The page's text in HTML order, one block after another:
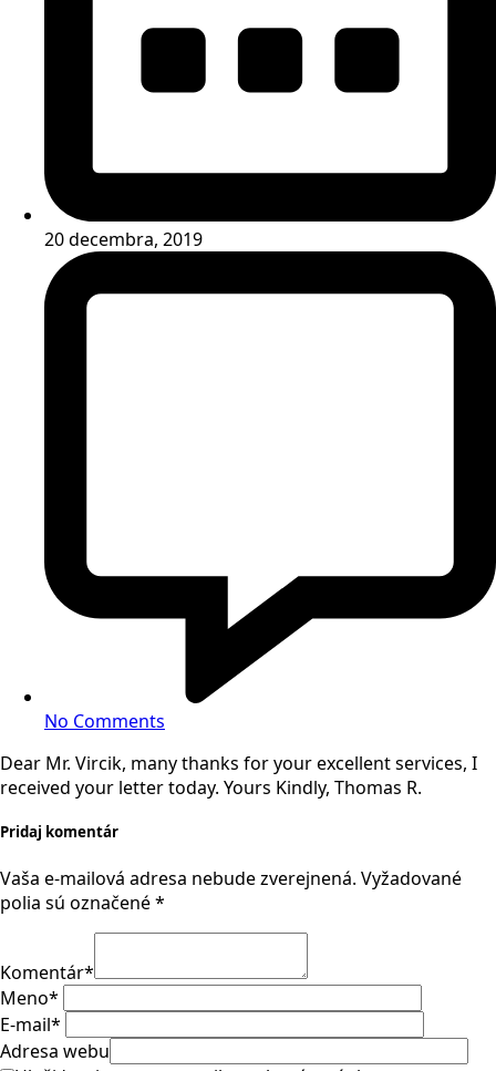
20 decembra, 2019
No Comments
Dear Mr. Vircik, many thanks for your excellent services, I
received your letter today. Yours Kindly, Thomas R.
Pridaj komentár
Vaša e-mailová adresa nebude zverejnená. Vyžadované
polia sú označené*
Komentár*
Meno*
E-mail*
Adresa webu